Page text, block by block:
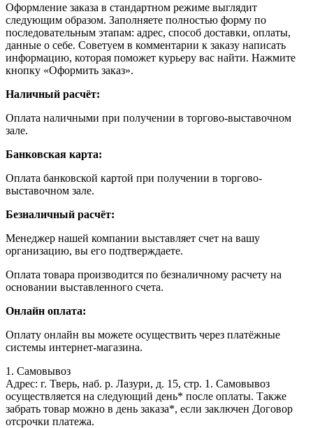
Оформление заказа в стандартном режиме выглядит
следующим образом. Заполняете полностью форму по
последовательным этапам: адрес, способ доставки, оплаты,
данные о себе. Советуем в комментарии к заказу написать
информацию, которая поможет курьеру вас найти. Нажмите
кнопку «Оформить заказ».
Наличный расчёт:
Оплата наличными при получении в торгово-выставочном
зале.
Банковская карта:
Оплата банковской картой при получении в торгово-
выставочном зале.
Безналичный расчёт:
Менеджер нашей компании выставляет счет на вашу
организацию, вы его подтверждаете.
Оплата товара производится по безналичному расчету на
основании выставленного счета.
Онлайн оплата:
Оплату онлайн вы можете осуществить через платёжные
системы интернет-магазина.
1. Самовывоз
Адрес: г. Тверь, наб. р. Лазури, д. 15, стр. 1. Самовывоз
осуществляется на следующий день* после оплаты. Также
забрать товар можно в день заказа*, если заключен Договор
отсрочки платежа.